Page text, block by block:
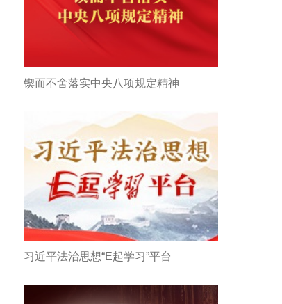
锲而不舍落实中央八项规定精神
习近平法治思想“E起学习”平台